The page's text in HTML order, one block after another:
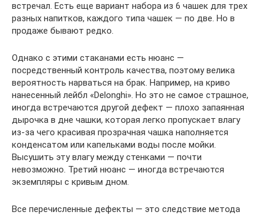
встречал. Есть еще вариант набора из 6 чашек для трех
разных напитков, каждого типа чашек — по две. Но в
продаже бывают редко.
Однако с этими стаканами есть нюанс —
посредственный контроль качества, поэтому велика
вероятность нарваться на брак. Например, на криво
нанесенный лейбл «Delonghi». Но это не самое страшное,
иногда встречаются другой дефект — плохо запаянная
дырочка в дне чашки, которая легко пропускает влагу
из-за чего красивая прозрачная чашка наполняется
конденсатом или капельками воды после мойки.
Высушить эту влагу между стенками — почти
невозможно. Третий нюанс — иногда встречаются
экземпляры с кривым дном.
Все перечисленные дефекты — это следствие метода